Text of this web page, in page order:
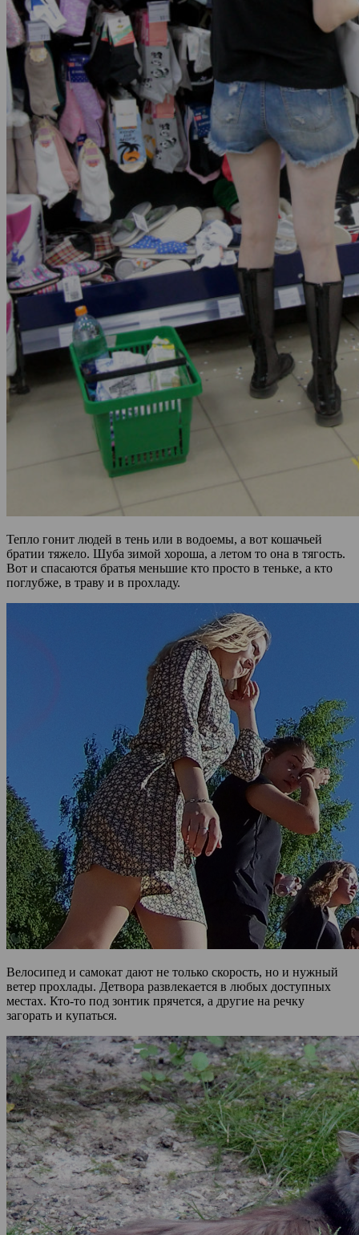
Тепло гонит людей в тень или в водоемы, а вот кошачьей
братии тяжело. Шуба зимой хороша, а летом то она в тягость.
Вот и спасаются братья меньшие кто просто в теньке, а кто
поглубже, в траву и в прохладу.
Велосипед и самокат дают не только скорость, но и нужный
ветер прохлады. Детвора развлекается в любых доступных
местах. Кто-то под зонтик прячется, а другие на речку
загорать и купаться.